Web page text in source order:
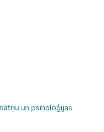
un psiholoģijas